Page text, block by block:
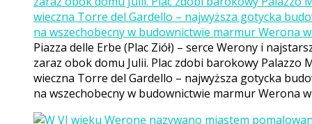
Piazza delle Erbe (Plac Ziół) – serce Werony i
zaraz obok domu Julii. Plac zdobi barokowy
wieczna Torre del Gardello – najwyższa gotycka
na wszechobecny w budownictwie marmur Werona